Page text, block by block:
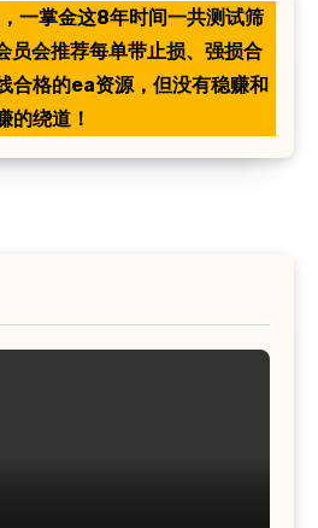
一掌金这8年时间一共测试筛
会推荐每单带止损、强损合
合格的ea资源，但没有稳赚和
的绕道！